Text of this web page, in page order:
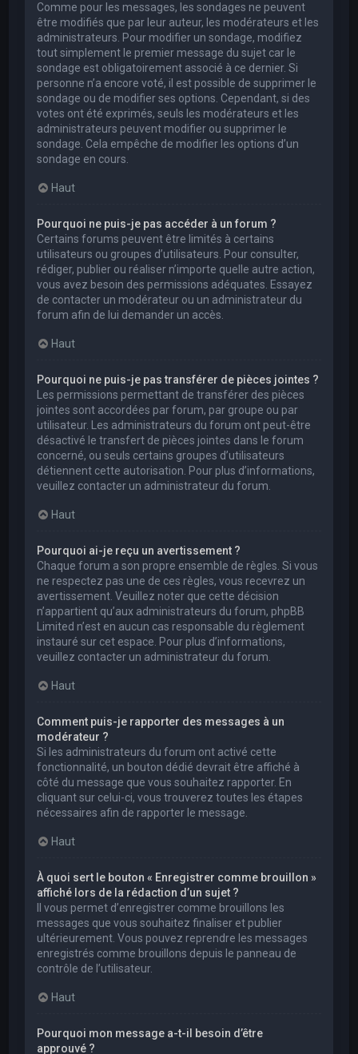
Comme pour les messages, les sondages ne peuvent
être modifiés que par leur auteur, les modérateurs et les
administrateurs. Pour modifier un sondage, modifiez
tout simplement le premier message du sujet car le
sondage est obligatoirement associé à ce dernier. Si
personne n’a encore voté, il est possible de supprimer le
sondage ou de modifier ses options. Cependant, si des
votes ont été exprimés, seuls les modérateurs et les
administrateurs peuvent modifier ou supprimer le
sondage. Cela empêche de modifier les options d’un
sondage en cours.
Haut
Pourquoi ne puis-je pas accéder à un forum ?
Certains forums peuvent être limités à certains
utilisateurs ou groupes d’utilisateurs. Pour consulter,
rédiger, publier ou réaliser n’importe quelle autre action,
vous avez besoin des permissions adéquates. Essayez
de contacter un modérateur ou un administrateur du
forum afin de lui demander un accès.
Haut
Pourquoi ne puis-je pas transférer de pièces jointes ?
Les permissions permettant de transférer des pièces
jointes sont accordées par forum, par groupe ou par
utilisateur. Les administrateurs du forum ont peut-être
désactivé le transfert de pièces jointes dans le forum
concerné, ou seuls certains groupes d’utilisateurs
détiennent cette autorisation. Pour plus d’informations,
veuillez contacter un administrateur du forum.
Haut
Pourquoi ai-je reçu un avertissement ?
Chaque forum a son propre ensemble de règles. Si vous
ne respectez pas une de ces règles, vous recevrez un
avertissement. Veuillez noter que cette décision
n’appartient qu’aux administrateurs du forum, phpBB
Limited n’est en aucun cas responsable du règlement
instauré sur cet espace. Pour plus d’informations,
veuillez contacter un administrateur du forum.
Haut
Comment puis-je rapporter des messages à un
modérateur ?
Si les administrateurs du forum ont activé cette
fonctionnalité, un bouton dédié devrait être affiché à
côté du message que vous souhaitez rapporter. En
cliquant sur celui-ci, vous trouverez toutes les étapes
nécessaires afin de rapporter le message.
Haut
À quoi sert le bouton « Enregistrer comme brouillon »
affiché lors de la rédaction d’un sujet ?
Il vous permet d’enregistrer comme brouillons les
messages que vous souhaitez finaliser et publier
ultérieurement. Vous pouvez reprendre les messages
enregistrés comme brouillons depuis le panneau de
contrôle de l’utilisateur.
Haut
Pourquoi mon message a-t-il besoin d’être
approuvé ?